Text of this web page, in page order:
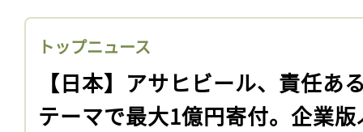
トップニュース
【日本】アサヒビール、責任あ
テーマで最大1億円寄付。企業版